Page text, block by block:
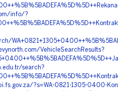
info/?
VehicleSearchResults?
search?
?s=WA-0821-1305-0400-